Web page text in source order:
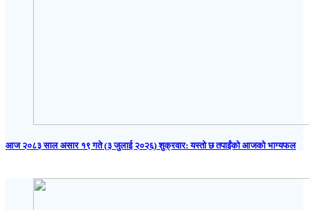
आज २०८३ साल असार १९ गते (३ जुलाई २०२६) शुक्रवार: यस्तो छ तपाईंको आजको भाग्यफल